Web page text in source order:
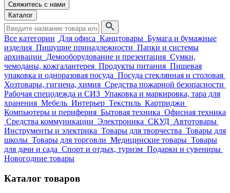
Свяжитесь с нами
Каталог
Все категории Для офиса Канцтовары Бумага и бумажные
изделия Пишущие принадлежности Папки и системы
архивации Демооборудование и презентация Сумки,
чемоданы, кожгалантерея Продукты питания Пищевая
упаковка и одноразовая посуда Посуда стеклянная и столовая
Хозтовары, гигиена, химия Средства пожарной безопасности
Рабочая спецодежда и СИЗ Упаковка и маркировка, тара для
хранения Мебель Интерьер Текстиль Картриджи
Компьютеры и периферия Бытовая техника Офисная техника
Средства коммуникации Электроника СКУД Автотовары
Инструменты и электрика Товары для творчества Товары для
школы Товары для торговли Медицинские товары Товары
для дачи и сада Спорт и отдых, туризм Подарки и сувениры
Новогодние товары
Каталог товаров